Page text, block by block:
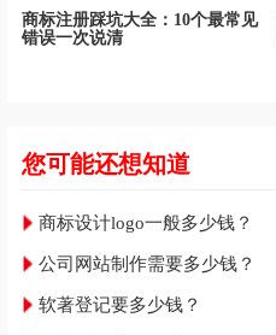
商标注册踩坑大全：10个最常见
错误一次说清
您可能还想知道
商标设计logo一般多少钱？
公司网站制作需要多少钱？
软著登记要多少钱？